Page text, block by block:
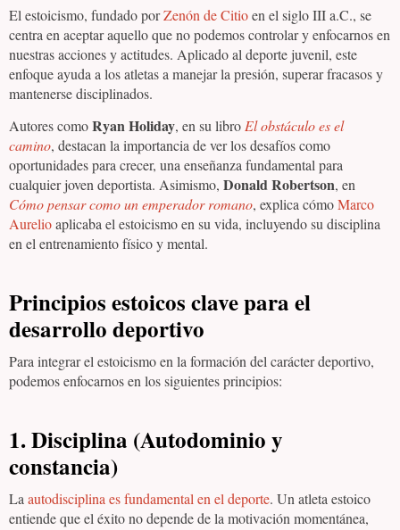
El estoicismo, fundado porZenón de Citioen el siglo III a.C., se
centra en aceptar aquello que no podemos controlar y enfocarnos en
nuestras acciones y actitudes. Aplicado al deporte juvenil, este
enfoque ayuda a los atletas a manejar la presión, superar fracasos y
mantenerse disciplinados.
Autores comoRyan Holiday, en su libroEl obstáculo es el
camino, destacan la importancia de ver los desafíos como
oportunidades para crecer, una enseñanza fundamental para
cualquier joven deportista. Asimismo, Donald Robertson, en
Cómo pensar como un emperador romano, explica cómoMarco
Aurelioaplicaba el estoicismo en su vida, incluyendo su disciplina
en el entrenamiento físico y mental.
Principios estoicos clave para el
desarrollo deportivo
Para integrar el estoicismo en la formación del carácter deportivo,
podemos enfocarnos en los siguientes principios:
1. Disciplina (Autodominio y
constancia)
Laautodisciplina es fundamental en el deporte. Un atleta estoico
entiende que el éxito no depende de la motivación momentánea,